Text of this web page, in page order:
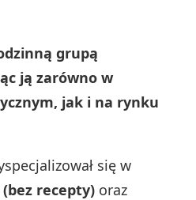
grupą
ją zarówno w
jak i na rynku
się w
(bez recepty) oraz